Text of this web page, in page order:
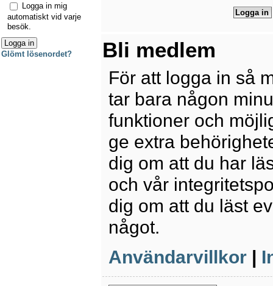
Bli medlem
För att logga in så
tar bara någon
funktioner och
ge extra
dig om att du har
och vår
dig om att du läst
något.
Användarvillkor |
Logga in mig
automatiskt vid varje
besök.
Glömt lösenordet?